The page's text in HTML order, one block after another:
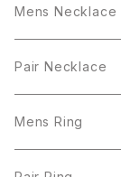
Mens Necklace
Pair Necklace
Mens Ring